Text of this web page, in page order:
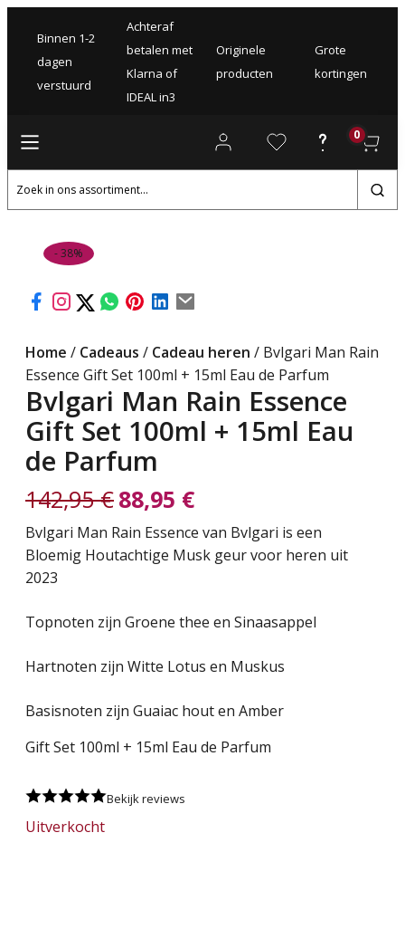
Binnen 1-2
dagen
verstuurd
Achteraf
betalen met
Klarna of
IDEAL in3
Originele
producten
Grote
kortingen
0
Zoeken
naar:
- 38%
Home / Cadeaus / Cadeau heren / Bvlgari Man Rain
Essence Gift Set 100ml + 15ml Eau de Parfum
Bvlgari Man Rain Essence
Gift Set 100ml + 15ml Eau
de Parfum
142,95€
Oorspronkelijke
prijs
was:
142,95 €.
88,95 €
Huidige
prijs
is:
88,95 €.
Bvlgari Man Rain Essence van Bvlgari is een
Bloemig Houtachtige Musk geur voor heren uit
2023
Topnoten zijn Groene thee en Sinaasappel
Hartnoten zijn Witte Lotus en Muskus
Basisnoten zijn Guaiac hout en Amber
Gift Set 100ml + 15ml Eau de Parfum
Bekijk reviews
Uitverkocht